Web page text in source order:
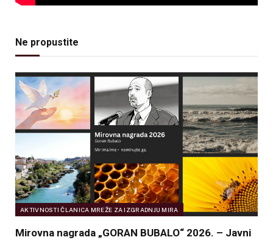
Ne propustite
AKTIVNOSTI ČLANICA MREŽE ZA IZGRADNJU MIRA
Mirovna nagrada „GORAN BUBALO“ 2026. – Javni